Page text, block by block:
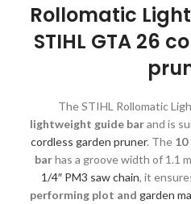
Rollomatic
STIHL GTA 26
The STIHL Rollomatic
lightweight guide barand is
cordless garden pruner. The
barhas a groove width of 1.1
1/4″ PM3 saw chain, it
performing plot and garden